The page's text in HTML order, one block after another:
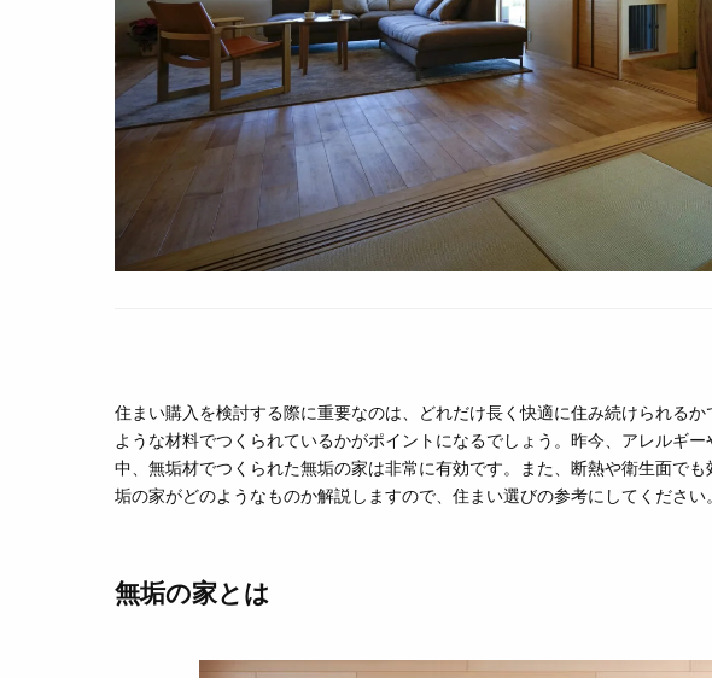
住まい購入を検討する際に重要なのは、どれだけ長く快適に住み続けられる
ような材料でつくられているかがポイントになるでしょう。昨今、アレルギ
中、無垢材でつくられた無垢の家は非常に有効です。また、断熱や衛生面で
垢の家がどのようなものか解説しますので、住まい選びの参考にしてください
無垢の家とは